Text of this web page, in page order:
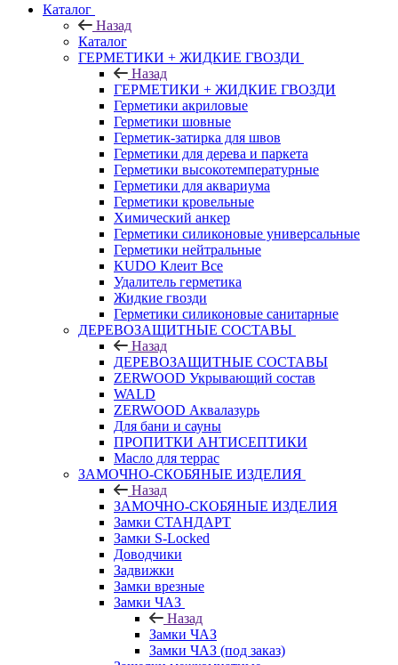
Каталог
Назад
Каталог
ГЕРМЕТИКИ + ЖИДКИЕ ГВОЗДИ
Назад
ГЕРМЕТИКИ + ЖИДКИЕ ГВОЗДИ
Герметики акриловые
Герметики шовные
Герметик-затирка для швов
Герметики для дерева и паркета
Герметики высокотемпературные
Герметики для аквариума
Герметики кровельные
Химический анкер
Герметики силиконовые универсальные
Герметики нейтральные
KUDO Клеит Все
Удалитель герметика
Жидкие гвозди
Герметики силиконовые санитарные
ДЕРЕВОЗАЩИТНЫЕ СОСТАВЫ
Назад
ДЕРЕВОЗАЩИТНЫЕ СОСТАВЫ
ZERWOOD Укрывающий состав
WALD
ZERWOOD Аквалазурь
Для бани и сауны
ПРОПИТКИ АНТИСЕПТИКИ
Масло для террас
ЗАМОЧНО-СКОБЯНЫЕ ИЗДЕЛИЯ
Назад
ЗАМОЧНО-СКОБЯНЫЕ ИЗДЕЛИЯ
Замки СТАНДАРТ
Замки S-Locked
Доводчики
Задвижки
Замки врезные
Замки ЧАЗ
Назад
Замки ЧАЗ
Замки ЧАЗ (под заказ)